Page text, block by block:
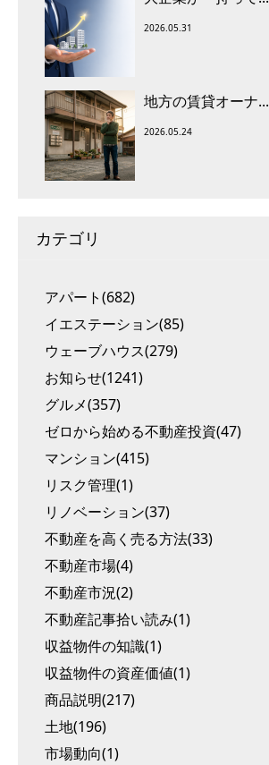
2026.05.31
地方の賃貸オーナ...
2026.05.24
カテゴリ
アパート(682)
イエステーション(85)
ウェーブハウス(279)
お知らせ(1241)
グルメ(357)
ゼロから始める不動産投資(47)
マンション(415)
リスク管理(1)
リノベーション(37)
不動産を高く売る方法(33)
不動産市場(4)
不動産市況(2)
不動産記事拾い読み(1)
収益物件の知識(1)
収益物件の資産価値(1)
商品説明(217)
土地(196)
市場動向(1)